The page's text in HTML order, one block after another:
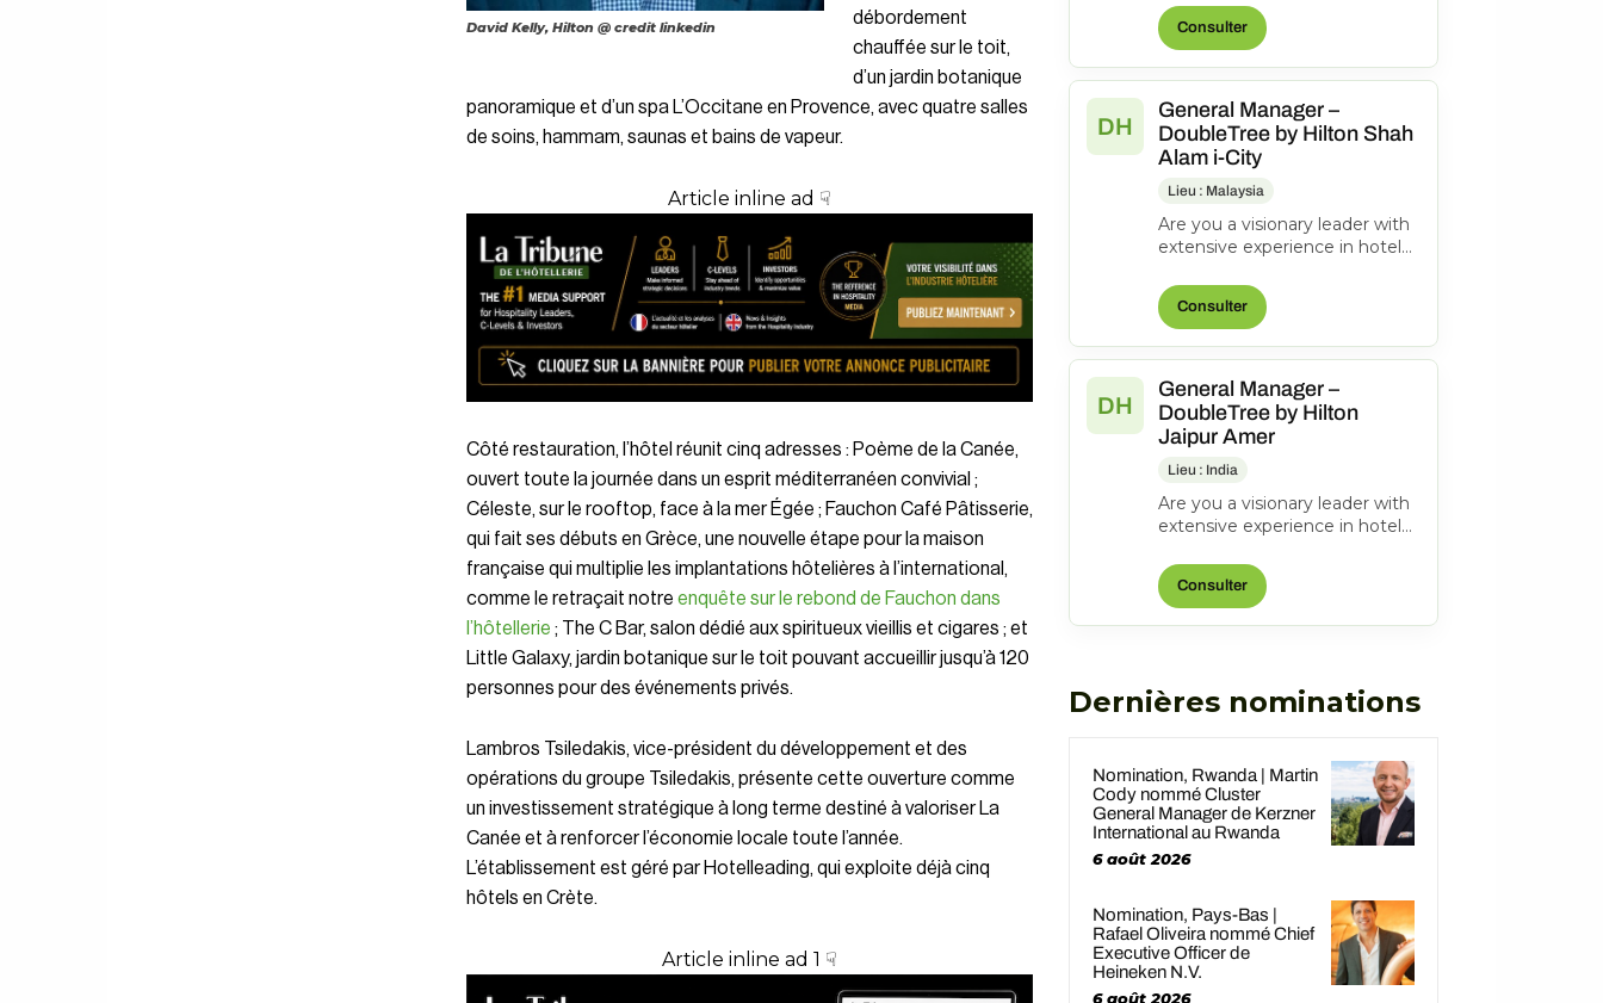
David Kelly, Hilton @ credit linkedin
débordement
chauffée sur le toit,
d’un jardin botanique
panoramique et d’un spa L’Occitane en Provence, avec quatre salles
de soins, hammam, saunas et bains de vapeur.
Article inline ad ☟
Côté restauration, l’hôtel réunit cinq adresses : Poème de la Canée,
ouvert toute la journée dans un esprit méditerranéen convivial ;
Céleste, sur le rooftop, face à la mer Égée ; Fauchon Café Pâtisserie,
qui fait ses débuts en Grèce, une nouvelle étape pour la maison
française qui multiplie les implantations hôtelières à l’international,
comme le retraçait notre enquête sur le rebond de Fauchon dans
l’hôtellerie ; The C Bar, salon dédié aux spiritueux vieillis et cigares ; et
Little Galaxy, jardin botanique sur le toit pouvant accueillir jusqu’à 120
personnes pour des événements privés.
Lambros Tsiledakis, vice-président du développement et des
opérations du groupe Tsiledakis, présente cette ouverture comme
un investissement stratégique à long terme destiné à valoriser La
Canée et à renforcer l’économie locale toute l’année.
L’établissement est géré par Hotelleading, qui exploite déjà cinq
hôtels en Crète.
Article inline ad 1 ☟
driving operational success...
Consulter
DH
General Manager –
DoubleTree by Hilton Shah
Alam i-City
Lieu : Malaysia
Are you a visionary leader with
extensive experience in hotel
driving operational success...
Consulter
DH
General Manager –
DoubleTree by Hilton
Jaipur Amer
Lieu : India
Are you a visionary leader with
extensive experience in hotel
driving operational success...
Consulter
Dernières nominations
Nomination, Rwanda | Martin
Cody nommé Cluster
General Manager de Kerzner
International au Rwanda
6 août 2026
Nomination, Pays-Bas |
Rafael Oliveira nommé Chief
Executive Officer de
Heineken N.V.
6 août 2026